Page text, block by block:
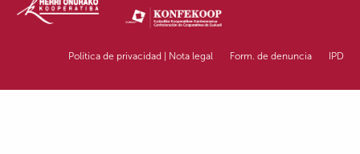
Política de privacidad | Nota legal Form. de denuncia IPD